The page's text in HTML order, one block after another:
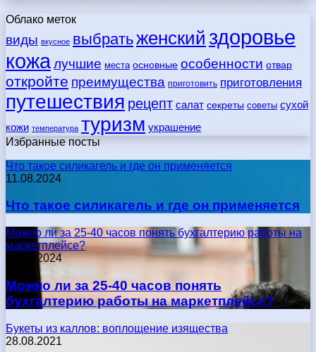
Облако меток
виды вкусное выбратьженский здоровье
кожалучшие места основные особенности отвар
откройте преимущества приготовить приготовления
путешествия рецепт салат секреты советы сухой
кожи температура туризм украшение
Избранные посты
Что такое силикагель и где он применяется
11.08.2024
Что такое силикагель и где он применяется
Можно ли за 25-40 часов понять бухгалтерию работы на
маркетплейсе?
17.05.2024
Можно ли за 25-40 часов понять
бухгалтерию работы на маркетплейсе?
Букеты из каллов: воплощение изящества
28.08.2021